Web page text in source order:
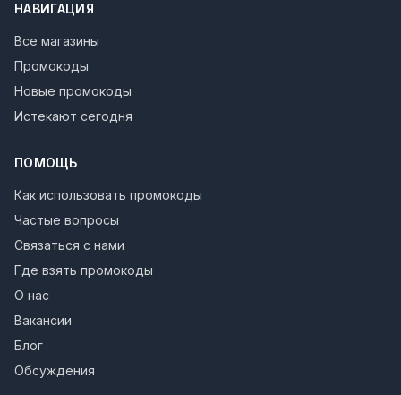
НАВИГАЦИЯ
Все магазины
Промокоды
Новые промокоды
Истекают сегодня
ПОМОЩЬ
Как использовать промокоды
Частые вопросы
Связаться с нами
Где взять промокоды
О нас
Вакансии
Блог
Обсуждения